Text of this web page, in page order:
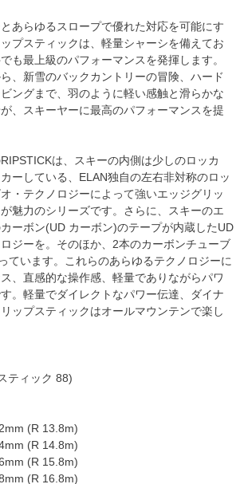
あらゆるスロープで優れた対応を可能にす
プスティックは、軽量シャーシを備えてお
も最上級のパフォーマンスを発揮します。
、新雪のバックカントリーの冒険、ハード
ングまで、羽のように軽い感触と滑らかな
、スキーヤーに最高のパフォーマンスを提
は、スキーの内側は少しのロッカ
ーしている、ELAN独自の左右非対称のロッ
・テクノロジーによって強いエッジグリッ
魅力のシリーズです。さらに、スキーのエ
ーボン(UD カーボン)のテープが内蔵したUD
ジーを。そのほか、2本のカーボンチューブ
ています。これらのあらゆるテクノロジーに
、直感的な操作感、軽量でありながらパワ
。軽量でダイレクトなパワー伝達、ダイナ
ップスティックはオールマウンテンで楽し
ティック 88)
(R 13.8m)
(R 14.8m)
(R 15.8m)
(R 16.8m)